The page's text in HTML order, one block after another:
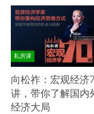
私房课
向松祚：宏观经济
讲，带你了解国内
经济大局